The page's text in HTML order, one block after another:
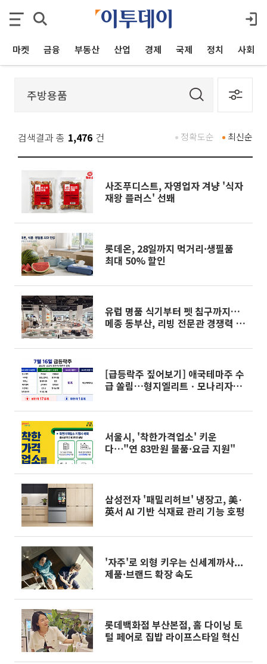
마켓 금융 부동산 산업 경제 국제 정치 사회
검색결과 총 1,476 건 최신순
정확도순
사조푸디스트, 자영업자 겨냥 '식자
재왕 플러스' 선봬
롯데온, 28일까지 먹거리·생필품
최대 50% 할인
유럽 명품 식기부터 펫 침구까지…
메종 동부산, 리빙 전문관 경쟁력 강
[급등락주 짚어보기] 애국테마주 수
급 쏠림…형지엘리트ㆍ모나리자ㆍ
서울시, '착한가격업소' 키운
다⋯"연 83만원 물품·요금 지원"
삼성전자 '패밀리허브' 냉장고, 美·
英서 AI 기반 식재료 관리 기능 호평
'자주'로 외형 키우는 신세계까사...
제품·브랜드 확장 속도
롯데백화점 부산본점, 홈 다이닝 토
털 페어로 집밥 라이프스타일 혁신